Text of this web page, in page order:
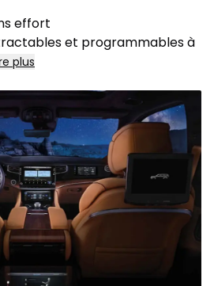
effort
et programmables à
plus